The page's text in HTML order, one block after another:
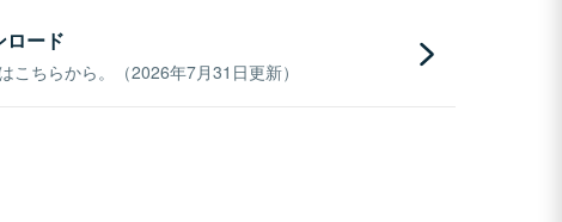
ロード
こちらから。（2026年7月31日更新）